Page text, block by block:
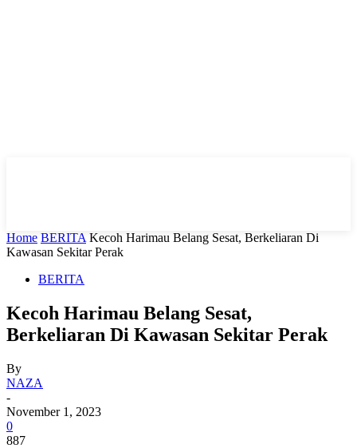
Home BERITA Kecoh Harimau Belang Sesat, Berkeliaran Di
Kawasan Sekitar Perak
BERITA
Kecoh Harimau Belang Sesat,
Berkeliaran Di Kawasan Sekitar Perak
By
NAZA
-
November 1, 2023
0
887